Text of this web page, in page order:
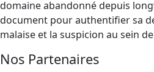
domaine abandonné depuis
document pour authentifier sa
malaise et la suspicion au sein
Nos Partenaires